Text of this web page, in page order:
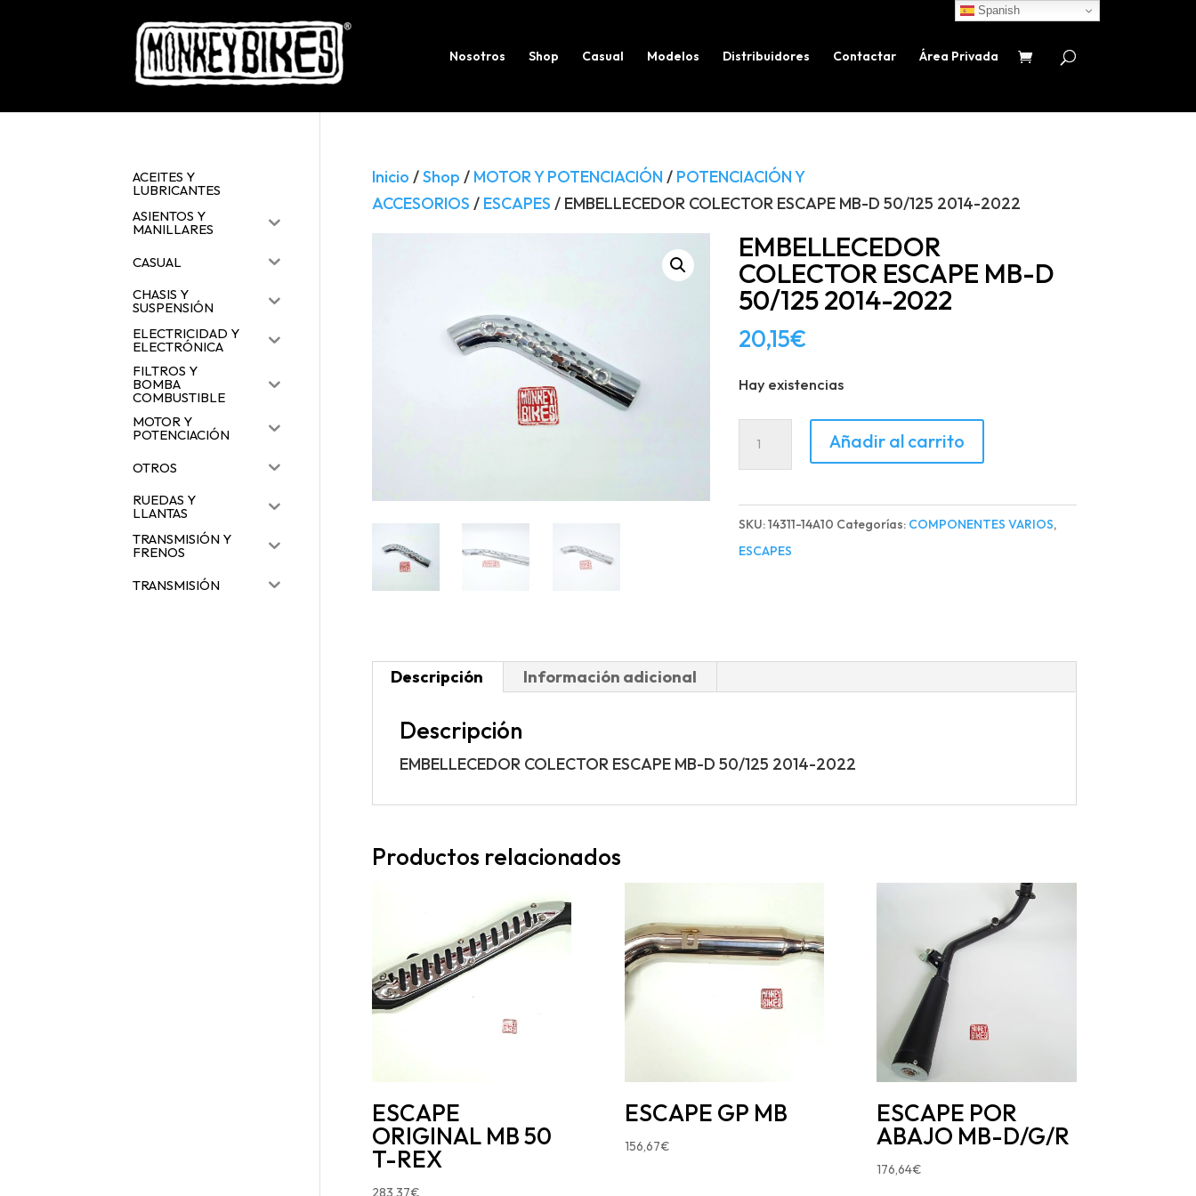
Nosotros Shop Casual Modelos Distribuidores Contactar Área Privada
productos
Inicio /Shop / MOTOR Y POTENCIACIÓN / POTENCIACIÓN Y
ACCESORIOS / ESCAPES / EMBELLECEDOR COLECTOR ESCAPE MB-D 50/125 2014-2022
EMBELLECEDOR
COLECTOR ESCAPE MB-D
50/125 2014-2022
20,15€
Hay existencias
EMBELLECEDOR
COLECTOR
MB-
Añadir al carrito
SKU:14311-14A10 Categorías: COMPONENTES VARIOS,
ESCAPES
Descripción Información adicional
Descripción
EMBELLECEDOR COLECTOR ESCAPE MB-D 50/125 2014-2022
Productos relacionados
ESCAPE
ORIGINAL MB 50
T-REX
283,37€
ESCAPE GP MB
156,67€
ESCAPE POR
ABAJO MB-D/G/R
176,64€
ACEITES Y
LUBRICANTES
ASIENTOS Y
MANILLARES
CASUAL
CHASIS Y
SUSPENSIÓN
ELECTRICIDAD Y
ELECTRÓNICA
FILTROS Y
BOMBA
COMBUSTIBLE
MOTOR Y
POTENCIACIÓN
OTROS
RUEDAS Y
LLANTAS
TRANSMISIÓN Y
FRENOS
TRANSMISIÓN
Spanish